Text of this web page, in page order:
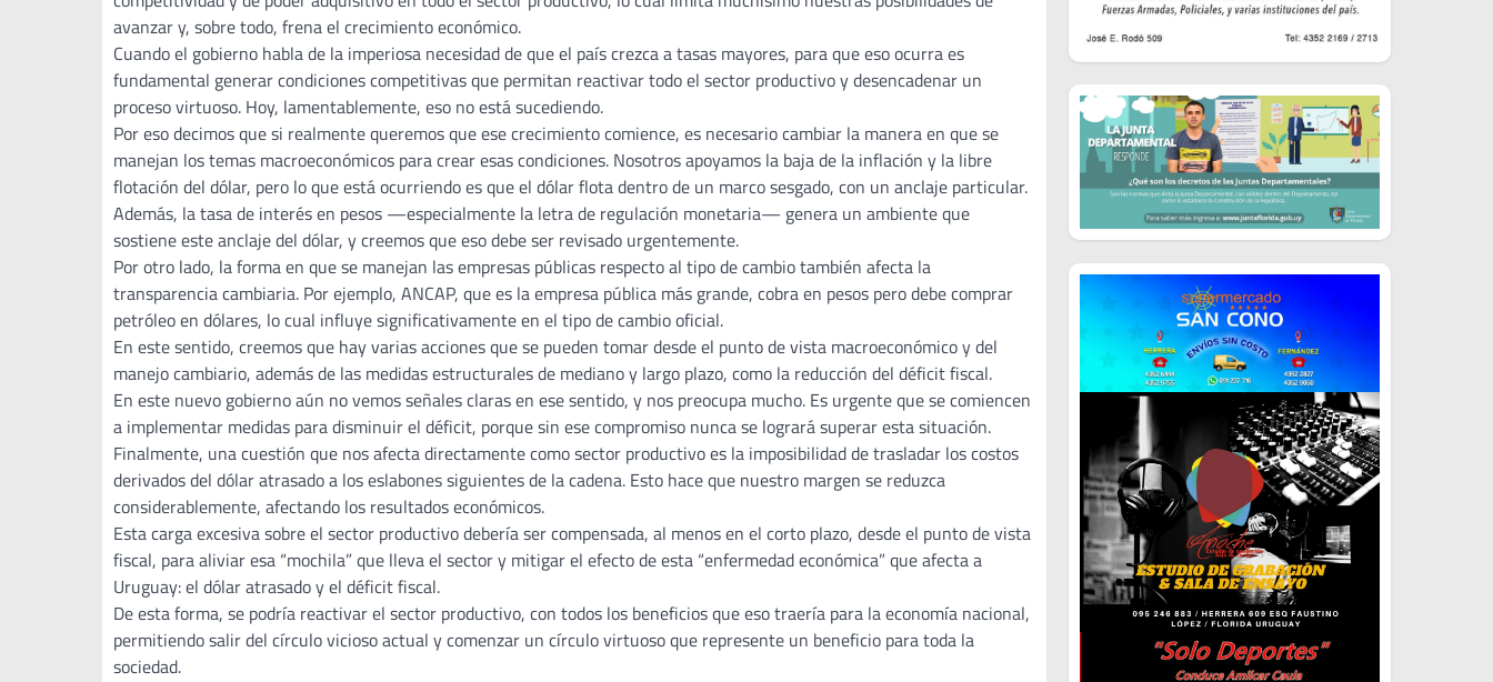
avanzar y, sobre todo, frena el crecimiento económico.
Cuando el gobierno habla de la imperiosa necesidad de que el país crezca a tasas mayores, para que eso ocurra es
fundamental generar condiciones competitivas que permitan reactivar todo el sector productivo y desencadenar un
proceso virtuoso. Hoy, lamentablemente, eso no está sucediendo.
Por eso decimos que si realmente queremos que ese crecimiento comience, es necesario cambiar la manera en que se
manejan los temas macroeconómicos para crear esas condiciones. Nosotros apoyamos la baja de la inflación y la libre
flotación del dólar, pero lo que está ocurriendo es que el dólar flota dentro de un marco sesgado, con un anclaje particular.
Además, la tasa de interés en pesos —especialmente la letra de regulación monetaria— genera un ambiente que
sostiene este anclaje del dólar, y creemos que eso debe ser revisado urgentemente.
Por otro lado, la forma en que se manejan las empresas públicas respecto al tipo de cambio también afecta la
transparencia cambiaria. Por ejemplo, ANCAP, que es la empresa pública más grande, cobra en pesos pero debe comprar
petróleo en dólares, lo cual influye significativamente en el tipo de cambio oficial.
En este sentido, creemos que hay varias acciones que se pueden tomar desde el punto de vista macroeconómico y del
manejo cambiario, además de las medidas estructurales de mediano y largo plazo, como la reducción del déficit fiscal.
En este nuevo gobierno aún no vemos señales claras en ese sentido, y nos preocupa mucho. Es urgente que se comiencen
a implementar medidas para disminuir el déficit, porque sin ese compromiso nunca se logrará superar esta situación.
Finalmente, una cuestión que nos afecta directamente como sector productivo es la imposibilidad de trasladar los costos
derivados del dólar atrasado a los eslabones siguientes de la cadena. Esto hace que nuestro margen se reduzca
considerablemente, afectando los resultados económicos.
Esta carga excesiva sobre el sector productivo debería ser compensada, al menos en el corto plazo, desde el punto de vista
fiscal, para aliviar esa “mochila” que lleva el sector y mitigar el efecto de esta “enfermedad económica” que afecta a
Uruguay: el dólar atrasado y el déficit fiscal.
De esta forma, se podría reactivar el sector productivo, con todos los beneficios que eso traería para la economía nacional,
permitiendo salir del círculo vicioso actual y comenzar un círculo virtuoso que represente un beneficio para toda la
sociedad.